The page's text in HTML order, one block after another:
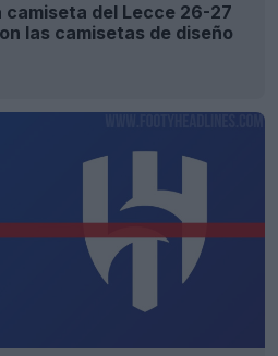
del Lecce 26-27
las camisetas de diseño